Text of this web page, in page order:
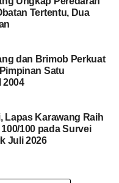
Tertentu, Dua
dan Brimob Perkuat
Satu
2004
Lapas Karawang Raih
100 pada Survei
Juli 2026